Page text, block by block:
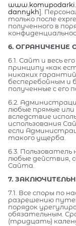
dannykh].
только после
полученного в
6. ОГРАНИЧЕНИЕ
6.1. Сайт и весь
принципу «как
никаких
бесперебойным и
полученные с
6.2.
любые прямые
вследствие
использования
если
такого ущерба.
6.3.
любые действия,
Сайта.
7.
7.1. Все споры по
разрешению
порядок
обязательным.
(тридцать)